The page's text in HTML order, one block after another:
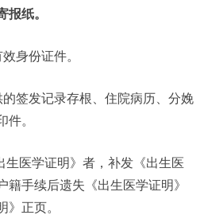
报纸。
身份证件。
的签发记录存根、住院病历、分娩
件。
生医学证明》者，补发《出生医
手续后遗失《出生医学证明》
》正页。